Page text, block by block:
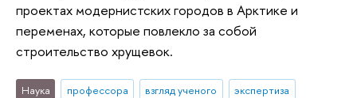
проектах модернистских городов в Арктике и
переменах, которые повлекло за собой
строительство хрущевок.
Наука профессора взгляд ученого экспертиза